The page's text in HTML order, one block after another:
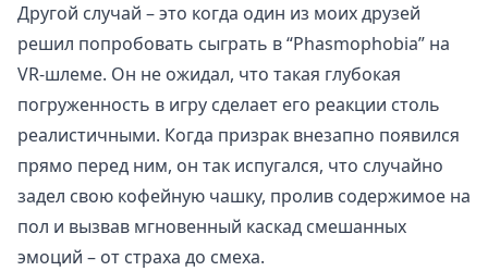
Другой случай – это когда один из моих друзей
решил попробовать сыграть в “Phasmophobia” на
VR-шлеме. Он не ожидал, что такая глубокая
погруженность в игру сделает его реакции столь
реалистичными. Когда призрак внезапно появился
прямо перед ним, он так испугался, что случайно
задел свою кофейную чашку, пролив содержимое на
пол и вызвав мгновенный каскад смешанных
эмоций – от страха до смеха.